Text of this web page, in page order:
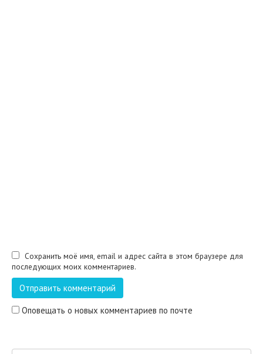
Сохранить моё имя, email и адрес сайта в этом браузере для
последующих моих комментариев.
Оповещать о новых комментариев по почте